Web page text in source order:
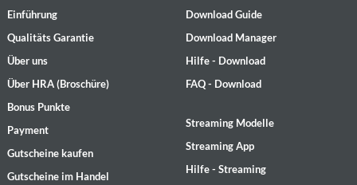
Einführung
Qualitäts Garantie
Über uns
Über HRA (Broschüre)
Bonus Punkte
Payment
Gutscheine kaufen
Gutscheine im Handel
Download Guide
Download Manager
Hilfe - Download
FAQ - Download
Streaming Modelle
Streaming App
Hilfe - Streaming